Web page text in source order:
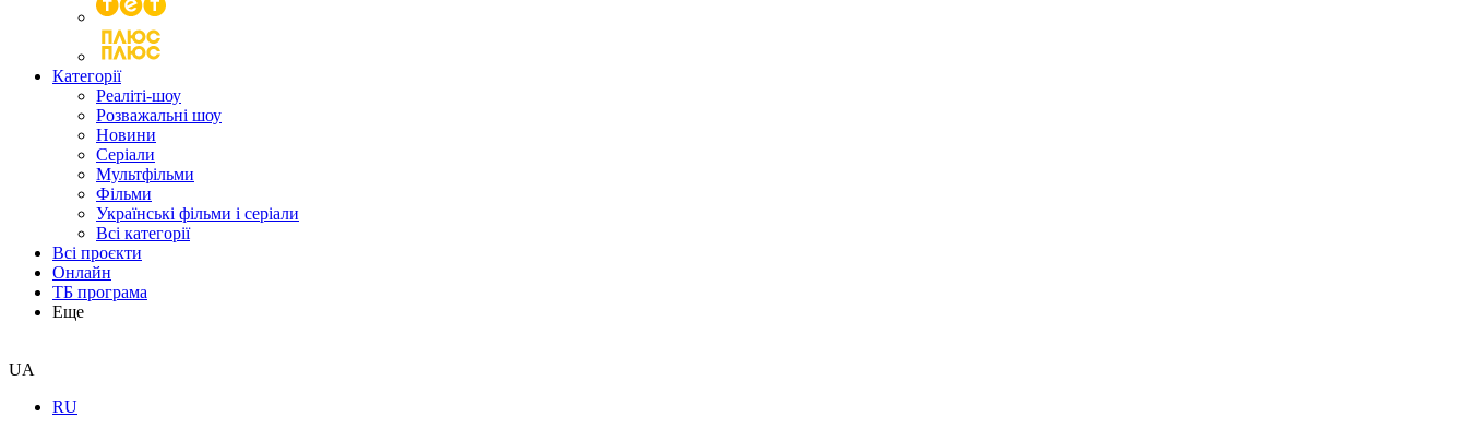
Категорії
Реаліті-шоу
Розважальні шоу
Новини
Серіали
Мультфільми
Фільми
Українські фільми і серіали
Всі категорії
Всі проєкти
Онлайн
ТБ програма
Еще
UA
RU